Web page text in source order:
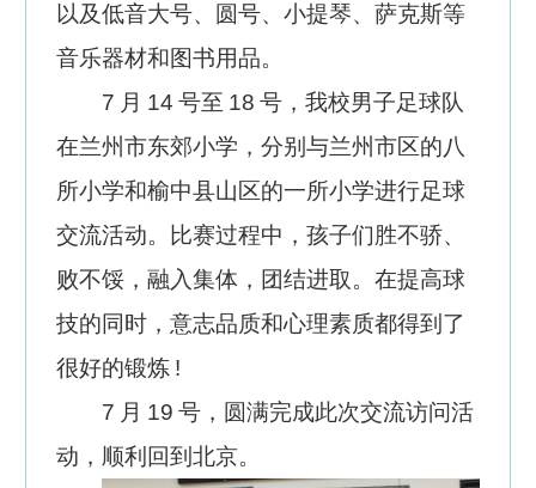
以及低音大号、圆号、小提琴、萨克斯等
音乐器材和图书用品。
7 月 14 号至 18 号，我校男子足球队
在兰州市东郊小学，分别与兰州市区的八
所小学和榆中县山区的一所小学进行足球
交流活动。比赛过程中，孩子们胜不骄、
败不馁，融入集体，团结进取。在提高球
技的同时，意志品质和心理素质都得到了
很好的锻炼 !
7 月 19 号，圆满完成此次交流访问活
动，顺利回到北京。